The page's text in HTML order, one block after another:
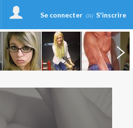
Se connecter ou S'inscrire